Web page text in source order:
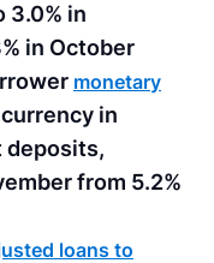
3.0% in
in October
monetary
in
deposits,
from 5.2%
loans to